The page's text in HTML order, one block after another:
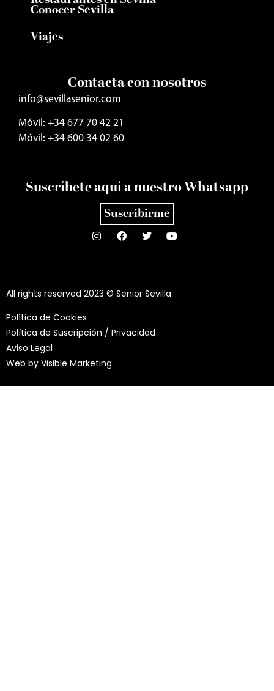
Conocer Sevilla
Viajes
Contacta con nosotros
info@sevillasenior.com
Móvil: +34 677 70 42 21
Móvil: +34 600 34 02 60
Suscríbete aquí a nuestro Whatsapp
Suscribirme
All rights reserved 2023 © Senior Sevilla
Política de Cookies
Política de Suscripción / Privacidad
Aviso Legal
Web by Visible Marketing